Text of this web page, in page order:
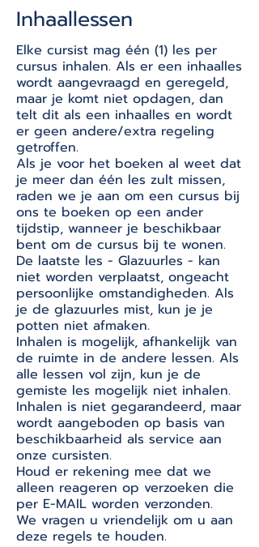
Inhaallessen
Elke cursist mag één (1) les per
cursus inhalen. Als er een inhaalles
wordt aangevraagd en geregeld,
maar je komt niet opdagen, dan
telt dit als een inhaalles en wordt
er geen andere/extra regeling
getroffen.
Als je voor het boeken al weet dat
je meer dan één les zult missen,
raden we je aan om een cursus bij
ons te boeken op een ander
tijdstip, wanneer je beschikbaar
bent om de cursus bij te wonen.
De laatste les - Glazuurles - kan
niet worden verplaatst, ongeacht
persoonlijke omstandigheden. Als
je de glazuurles mist, kun je je
potten niet afmaken.
Inhalen is mogelijk, afhankelijk van
de ruimte in de andere lessen. Als
alle lessen vol zijn, kun je de
gemiste les mogelijk niet inhalen.
Inhalen is niet gegarandeerd, maar
wordt aangeboden op basis van
beschikbaarheid als service aan
onze cursisten.
Houd er rekening mee dat we
alleen reageren op verzoeken die
per E-MAIL worden verzonden.
We vragen u vriendelijk om u aan
deze regels te houden.